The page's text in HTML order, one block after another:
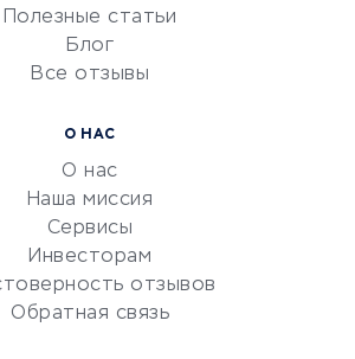
Полезные статьи
Блог
Все отзывы
О НАС
О нас
Наша миссия
Сервисы
Инвесторам
отзывов
Обратная связь